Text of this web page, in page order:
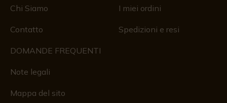
Chi Siamo
Contatto
DOMANDE FREQUENTI
Note legali
Mappa del sito
I miei ordini
Spedizioni e resi